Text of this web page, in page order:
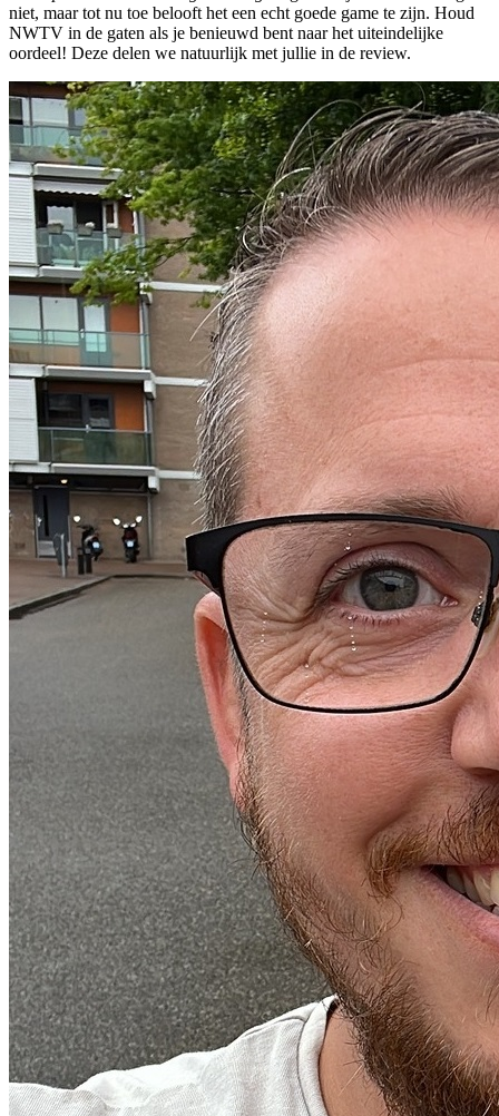
niet, maar tot nu toe belooft het een echt goede game te zijn. Houd
NWTV in de gaten als je benieuwd bent naar het uiteindelijke
oordeel! Deze delen we natuurlijk met jullie in de review.